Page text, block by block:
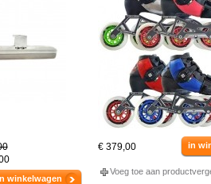
winkelwagen
€ 379,00 in
Voeg toe aan